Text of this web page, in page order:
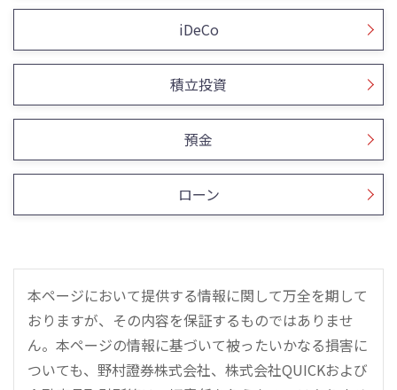
iDeCo
積立投資
預金
ローン
本ページにおいて提供する情報に関して万全を期して
おりますが、その内容を保証するものではありませ
ん。本ページの情報に基づいて被ったいかなる損害に
ついても、野村證券株式会社、株式会社QUICKおよび